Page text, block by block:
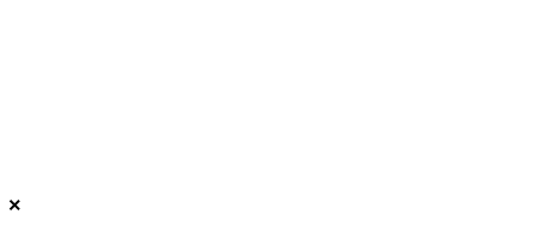
×